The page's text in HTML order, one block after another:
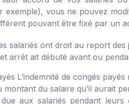
exemple), vous ne pouvez
pouvant être fixé par un
salariés ont droit au report
arrêt ait débuté avant ou
L’indemnité de congés
du salaire qu’il aurait
aux salariés pendant